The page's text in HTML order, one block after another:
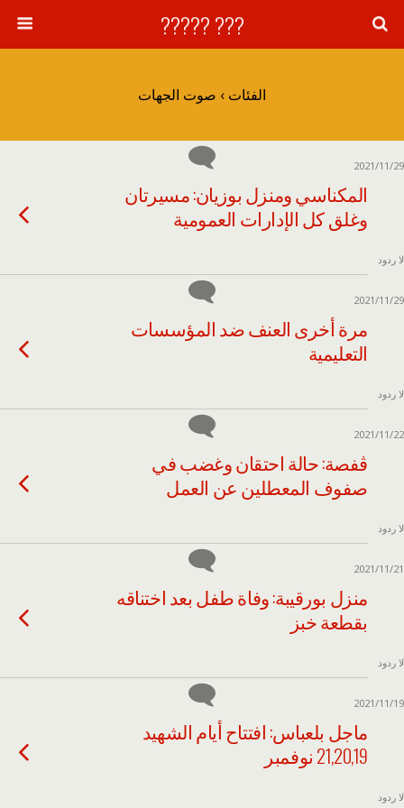
??? ?????
الفئات › صوت الجهات
2021/11/29
المكناسي ومنزل بوزيان: مسيرتان
وغلق كل الإدارات العمومية
لا ردود
2021/11/29
مرة أخرى العنف ضد المؤسسات
التعليمية
لا ردود
2021/11/22
ڨفصة: حالة احتقان وغضب في
صفوف المعطلين عن العمل
لا ردود
2021/11/21
منزل بورقيبة: وفاة طفل بعد اختناقه
بقطعة خبز
لا ردود
2021/11/19
ماجل بلعباس: افتتاح أيام الشهيد
21,20,19 نوفمبر
لا ردود